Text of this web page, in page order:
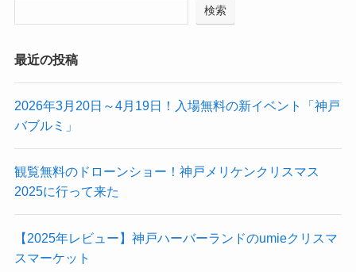
検索
最近の投稿
2026年3月20日～4月19日！入場無料の新イベント「神戸
バブルミ」
観覧無料のドローンショー！神戸メリケンクリスマス
2025に行って来た
【2025年レビュー】神戸ハーバーランドのumieクリスマ
スマーケット